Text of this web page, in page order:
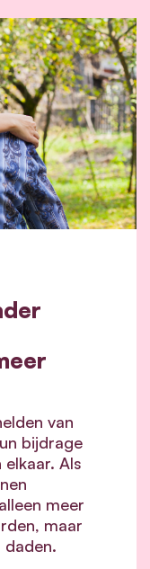
van
bijdrage
Als
meer
maar